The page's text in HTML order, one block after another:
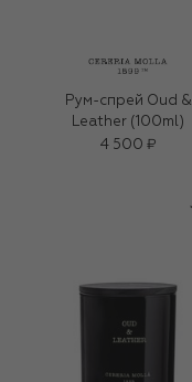
Рум-спрей Oud &
Leather (100ml)
4 500 ₽